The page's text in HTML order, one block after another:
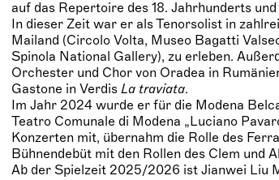
auf das Repertoire des 18. Jahrhunderts
In dieser Zeit war er als Tenorsolist in
Mailand (Circolo Volta, Museo Bagatti
Spinola National Gallery), zu erleben.
Orchester und Chor von Oradea in
Gastone in VerdisLa traviata.
Im Jahr 2024 wurde er für die Modena
Teatro Comunale di Modena „Luciano
Konzerten mit, übernahm die Rolle des
Bühnendebüt mit den Rollen des Clem und
Ab der Spielzeit 2025/2026 ist Jianwei Liu